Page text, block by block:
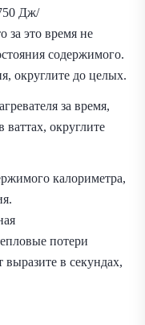
Дж/
за это время не
содержимого.
округлите до целых.
за время,
округлите
калориметра,
потери
в секундах,